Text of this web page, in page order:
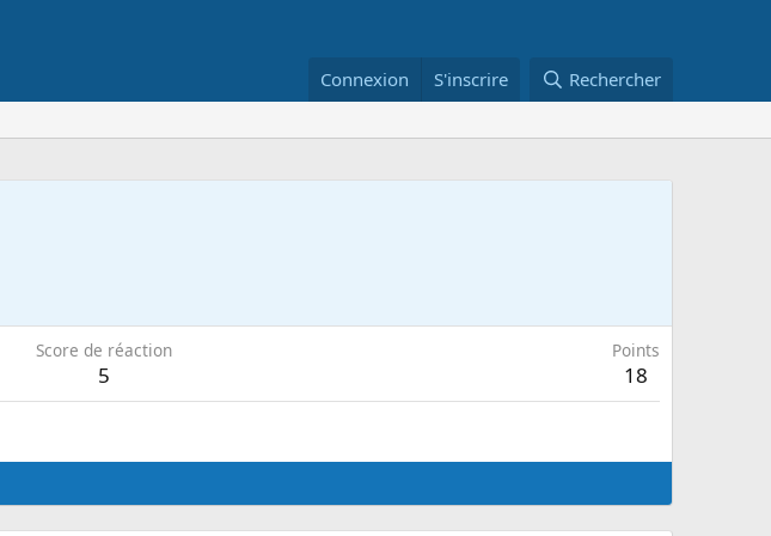
Connexion S'inscrire Rechercher
Score de réaction
5
Points
18